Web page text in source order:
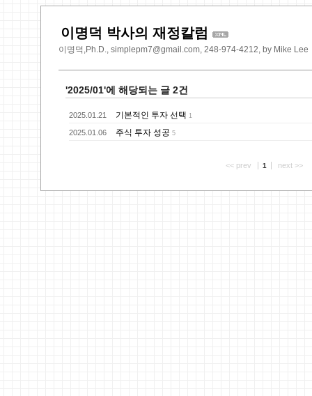
이명덕 박사의 재정칼럼
이명덕,Ph.D., simplepm7@gmail.com, 248-974-4212, by Mike Lee
'2025/01'에 해당되는 글 2건
2025.01.21 기본적인 투자 선택 1
2025.01.06 주식 투자 성공 5
<< prev 1 next >>